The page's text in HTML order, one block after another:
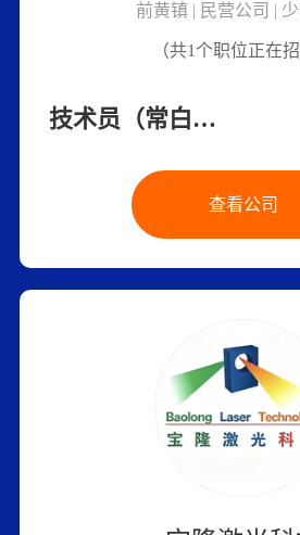
前黄镇 | 民营公司 |
（共1个职位正在招
技术员（常白班/请电话联系我）
查看公司